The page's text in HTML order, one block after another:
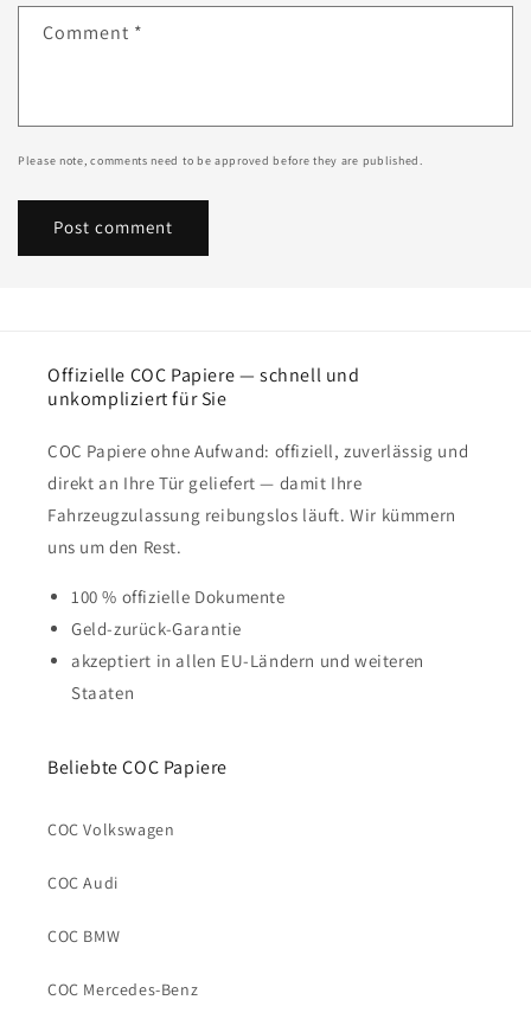
Comment *
Please note, comments need to be approved before they are published.
Offizielle COC Papiere — schnell und
unkompliziert für Sie
COC Papiere ohne Aufwand: offiziell, zuverlässig und
direkt an Ihre Tür geliefert — damit Ihre
Fahrzeugzulassung reibungslos läuft. Wir kümmern
uns um den Rest.
100 % offizielle Dokumente
Geld-zurück-Garantie
akzeptiert in allen EU-Ländern und weiteren
Staaten
Beliebte COC Papiere
COC Volkswagen
COC Audi
COC BMW
COC Mercedes-Benz